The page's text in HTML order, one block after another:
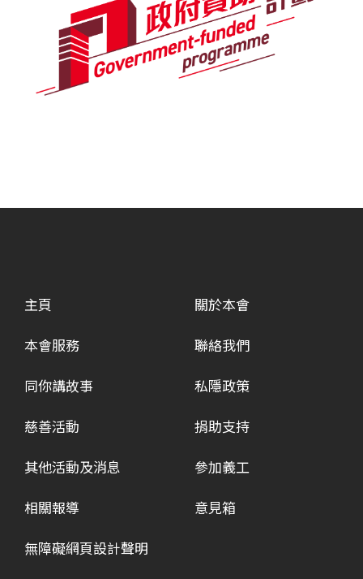
主頁
本會服務
同你講故事
慈善活動
其他活動及消息
相關報導
關於本會
聯絡我們
私隱政策
捐助支持
參加義工
意見箱
無障礙網頁設計聲明